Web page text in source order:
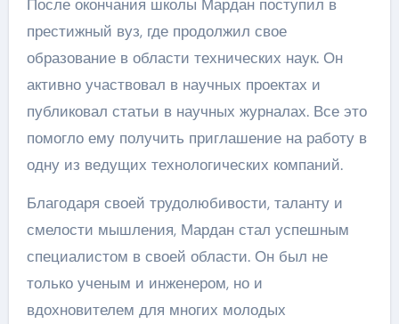
После окончания школы Мардан поступил в
престижный вуз, где продолжил свое
образование в области технических наук. Он
активно участвовал в научных проектах и
публиковал статьи в научных журналах. Все это
помогло ему получить приглашение на работу в
одну из ведущих технологических компаний.
Благодаря своей трудолюбивости, таланту и
смелости мышления, Мардан стал успешным
специалистом в своей области. Он был не
только ученым и инженером, но и
вдохновителем для многих молодых